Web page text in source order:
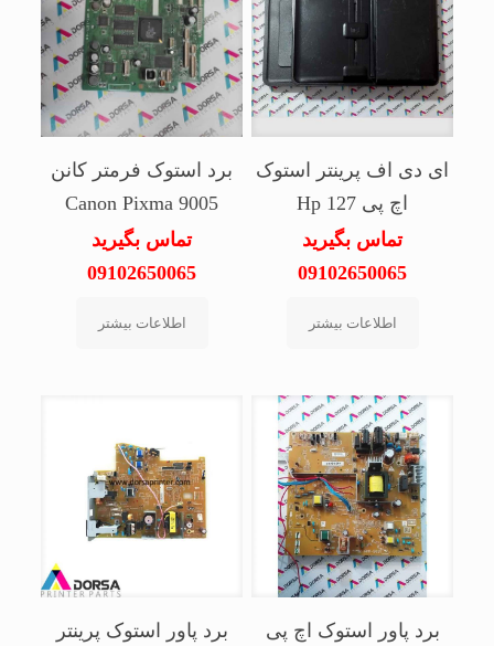
ای دی اف پرینتر استوک
اچ پی Hp 127
تماس بگیرید
09102650065
اطلاعات بیشتر
برد استوک فرمتر کانن
Canon Pixma 9005
تماس بگیرید
09102650065
اطلاعات بیشتر
برد پاور استوک اچ پی
برد پاور استوک پرینتر